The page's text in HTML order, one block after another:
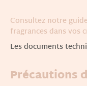
Consultez notre
fragrances dans vos
Les documents
Précautions